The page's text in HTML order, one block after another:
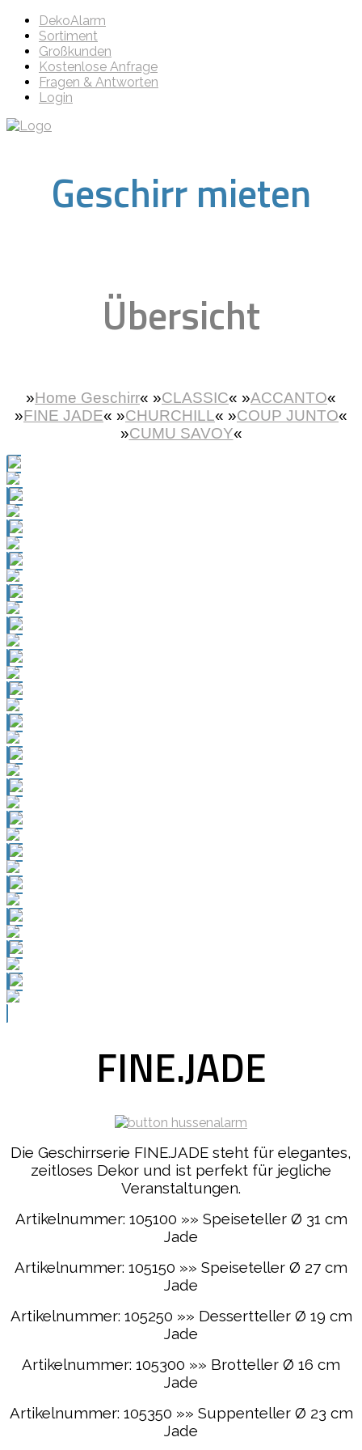
DekoAlarm
Sortiment
Großkunden
Kostenlose Anfrage
Fragen & Antworten
Login
Geschirr mieten
Übersicht
»Home Geschirr« »CLASSIC« »ACCANTO«
»FINE JADE« »CHURCHILL« »COUP JUNTO«
»CUMU SAVOY«
FINE.JADE
Die Geschirrserie FINE.JADE steht für elegantes,
zeitloses Dekor und ist perfekt für jegliche
Veranstaltungen.
Artikelnummer: 105100 »» Speiseteller Ø 31 cm
Jade
Artikelnummer: 105150 »» Speiseteller Ø 27 cm
Jade
Artikelnummer: 105250 »» Dessertteller Ø 19 cm
Jade
Artikelnummer: 105300 »» Brotteller Ø 16 cm
Jade
Artikelnummer: 105350 »» Suppenteller Ø 23 cm
Jade